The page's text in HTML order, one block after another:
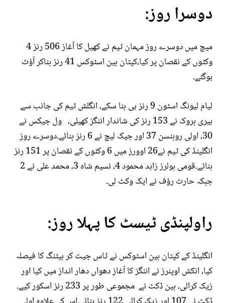
دوسرا روز:
میچ میں دوسرے روز مہمان ٹیم نے کھیل کا آغاز 506 رنز 4
وکٹوں کے نقصان پر کیا،کپتان بین اسٹوکس 41 رنز بناکر آؤٹ
ہوگئے۔
لیام لیونگ اسٹون 9 رنز ہی بنا سکے، انگلش ٹیم کی جانب سے
ہیری بروک نے 153 رنز کی شاندار اننگز کھیلی، ول جیکس نے
30، اولی روبنسن 37 اور جیک لیچ نے 6 رنز بنائے۔دوسرے روز
انگلینڈ کی ٹیم نے26 اوورز میں 6 وکٹوں کے نقصان پر 151 رنز
بنائے۔قومی بولرز زاہد محمود 4، نسیم شاہ 3، محمد علی نے 2
جبکہ حارث رؤف نے ایک وکٹ لی۔
راولپنڈی ٹیسٹ کا پہلا روز:
انگلینڈ کے کپتان بین اسٹوکس نے ٹاس جیت کر بیٹنگ کا فیصلہ
کیا، انکش اوپنرز نے اننگز کا آغاز دھواں دھار انداز میں کیا اور
زیک کرالی، بین ڈکٹ نے مجموعی طور پر 233 رنز اسکور کیے۔